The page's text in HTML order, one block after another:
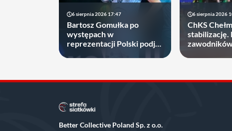
6 sierpnia 2026 17:47
Bartosz Gomułka po
występach w
reprezentacji Polski podjął
6 sierpnia 2026
ChKS
stabilizację.
Better Collective Poland Sp. z o.o.